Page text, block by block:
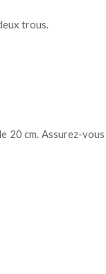
trous.
20 cm. Assurez-